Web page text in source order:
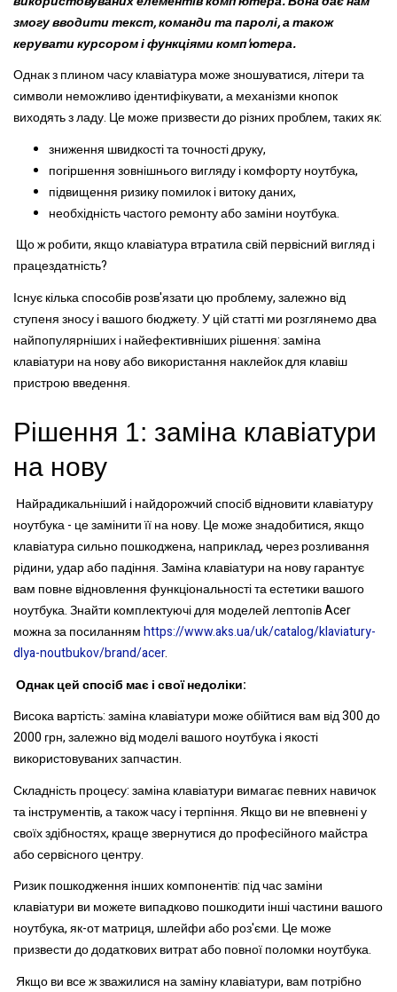
змогу вводити текст, команди та паролі, а також
керувати курсором і функціями комп'ютера.
Однак з плином часу клавіатура може зношуватися, літери та
символи неможливо ідентифікувати, а механізми кнопок
виходять з ладу. Це може призвести до різних проблем, таких як:
зниження швидкості та точності друку,
погіршення зовнішнього вигляду і комфорту ноутбука,
підвищення ризику помилок і витоку даних,
необхідність частого ремонту або заміни ноутбука.
Що ж робити, якщо клавіатура втратила свій первісний вигляд і
працездатність?
Існує кілька способів розв'язати цю проблему, залежно від
ступеня зносу і вашого бюджету. У цій статті ми розглянемо два
найпопулярніших і найефективніших рішення: заміна
клавіатури на нову або використання наклейок для клавіш
пристрою введення.
Рішення 1: заміна клавіатури
на нову
Найрадикальніший і найдорожчий спосіб відновити клавіатуру
ноутбука - це замінити її на нову. Це може знадобитися, якщо
клавіатура сильно пошкоджена, наприклад, через розливання
рідини, удар або падіння. Заміна клавіатури на нову гарантує
вам повне відновлення функціональності та естетики вашого
ноутбука. Знайти комплектуючі для моделей лептопів Acer
можна за посиланнямhttps://www.aks.ua/uk/catalog/klaviatury-
dlya-noutbukov/brand/acer.
Однак цей спосіб має і свої недоліки:
Висока вартість: заміна клавіатури може обійтися вам від 300 до
2000 грн, залежно від моделі вашого ноутбука і якості
використовуваних запчастин.
Складність процесу: заміна клавіатури вимагає певних навичок
та інструментів, а також часу і терпіння. Якщо ви не впевнені у
своїх здібностях, краще звернутися до професійного майстра
або сервісного центру.
Ризик пошкодження інших компонентів: під час заміни
клавіатури ви можете випадково пошкодити інші частини вашого
ноутбука, як-от матриця, шлейфи або роз'єми. Це може
призвести до додаткових витрат або повної поломки ноутбука.
Якщо ви все ж зважилися на заміну клавіатури, вам потрібно